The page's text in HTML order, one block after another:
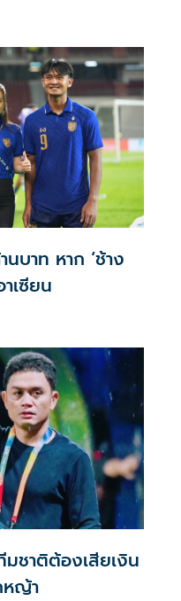
บาท หาก ‘ช้าง
เซียน
ชาติต้องเสียเงิน
หญ้า